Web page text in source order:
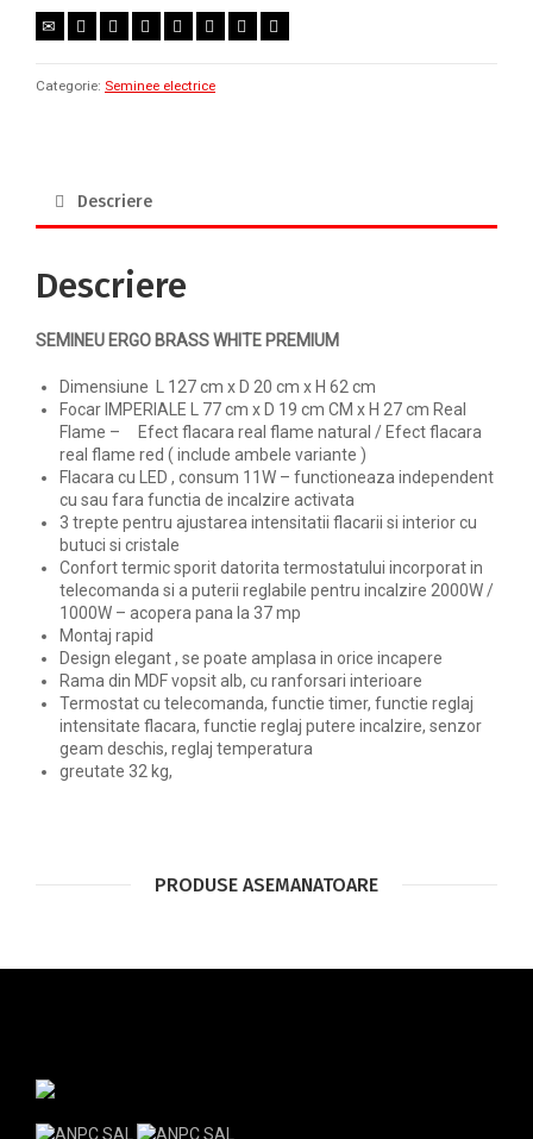
Categorie: Seminee electrice
Descriere
Descriere
SEMINEU ERGO BRASS WHITE PREMIUM
Dimensiune L 127 cm x D 20 cm x H 62 cm
Focar IMPERIALE L 77 cm x D 19 cm CM x H 27 cm Real
Flame – Efect flacara real flame natural / Efect flacara
real flame red ( include ambele variante )
Flacara cu LED , consum 11W – functioneaza independent
cu sau fara functia de incalzire activata
3 trepte pentru ajustarea intensitatii flacarii si interior cu
butuci si cristale
Confort termic sporit datorita termostatului incorporat in
telecomanda si a puterii reglabile pentru incalzire 2000W /
1000W – acopera pana la 37 mp
Montaj rapid
Design elegant , se poate amplasa in orice incapere
Rama din MDF vopsit alb, cu ranforsari interioare
Termostat cu telecomanda, functie timer, functie reglaj
intensitate flacara, functie reglaj putere incalzire, senzor
geam deschis, reglaj temperatura
greutate 32 kg,
PRODUSE ASEMANATOARE